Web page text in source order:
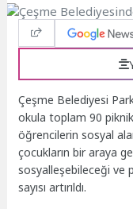
Çeşme Belediyesi
okula toplam 90
öğrencilerin sosyal
çocukların bir araya
sosyalleşebileceği ve
sayısı artırıldı.